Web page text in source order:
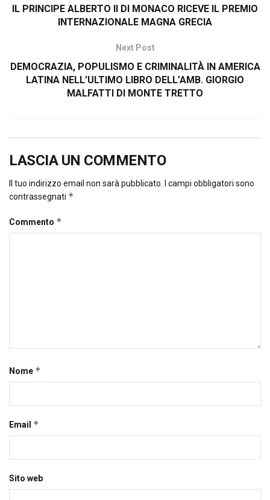
IL PRINCIPE ALBERTO II DI MONACO RICEVE IL PREMIO
INTERNAZIONALE MAGNA GRECIA
Next Post
DEMOCRAZIA, POPULISMO E CRIMINALITÀ IN AMERICA
LATINA NELL’ULTIMO LIBRO DELL’AMB. GIORGIO
MALFATTI DI MONTE TRETTO
LASCIA UN COMMENTO
Il tuo indirizzo email non sarà pubblicato.
I campi obbligatori sono
contrassegnati *
Commento *
Nome *
Email *
Sito web